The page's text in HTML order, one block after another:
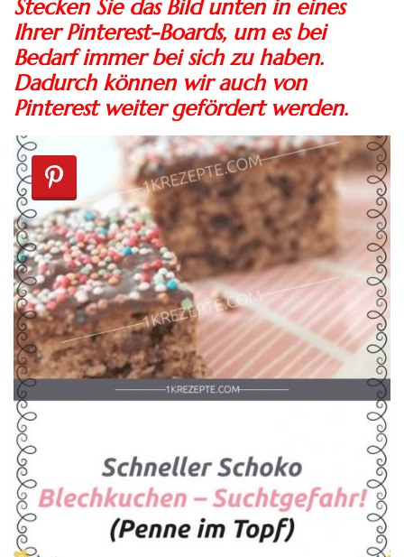
Stecken Sie das Bild unten in eines
Ihrer Pinterest-Boards, um es bei
Bedarf immer bei sich zu haben.
Dadurch können wir auch von
Pinterest weiter gefördert werden.